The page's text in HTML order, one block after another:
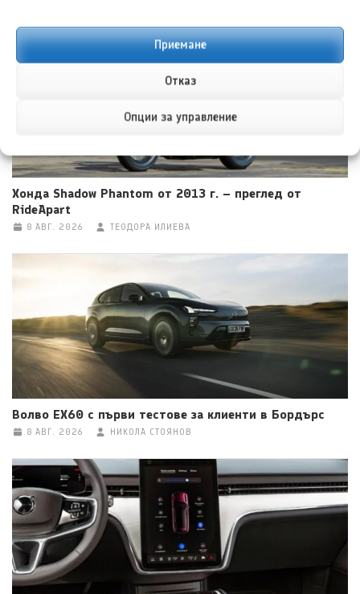
Приемане
Отказ
Опции за управление
Хонда Shadow Phantom от 2013 г. – преглед от
RideApart
8 АВГ. 2026 ТЕОДОРА ИЛИЕВА
Волво EX60 с първи тестове за клиенти в Бордърс
8 АВГ. 2026 НИКОЛА СТОЯНОВ